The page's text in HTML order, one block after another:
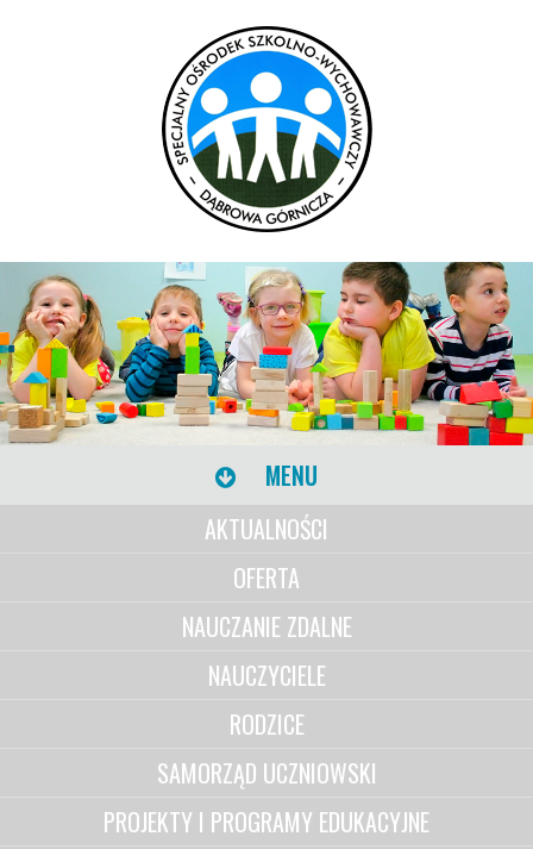
MENU
AKTUALNOŚCI
OFERTA
NAUCZANIE ZDALNE
NAUCZYCIELE
RODZICE
SAMORZĄD UCZNIOWSKI
PROJEKTY I PROGRAMY EDUKACYJNE